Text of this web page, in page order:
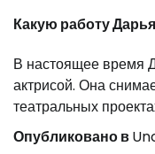
Какую работу
В настоящее время
актрисой. Она
театральных
Опубликовано в